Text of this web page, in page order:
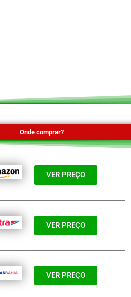
Onde comprar?
VER PREÇO
VER PREÇO
VER PREÇO